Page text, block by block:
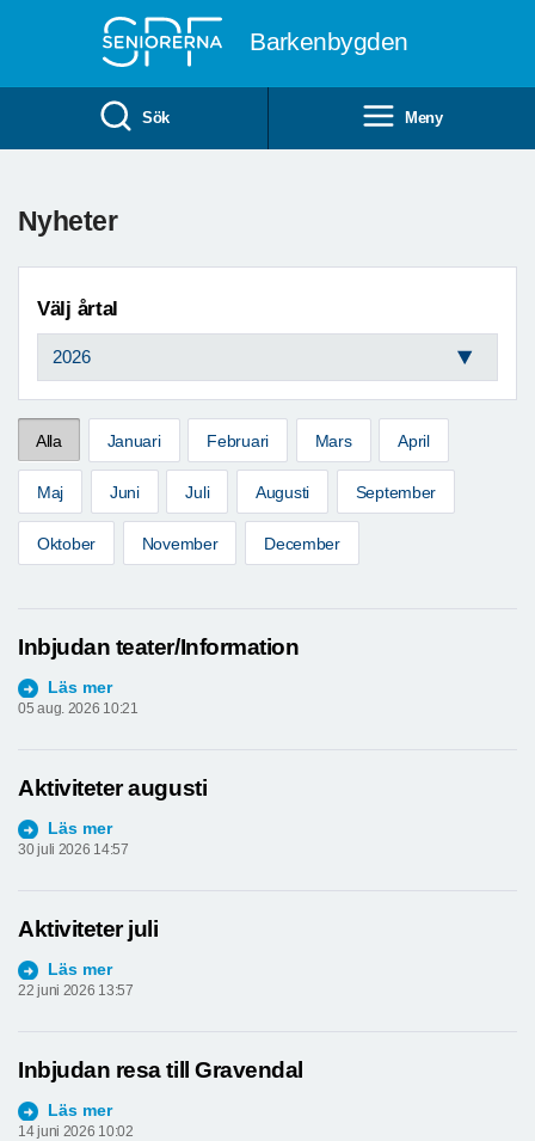
Barkenbygden
Sök Meny
Nyheter
Välj årtal
Alla Januari Februari Mars April
Maj Juni Juli Augusti September
Oktober November December
Inbjudan teater/Information
Läs mer
05 aug. 2026 10:21
Aktiviteter augusti
Läs mer
30 juli 2026 14:57
Aktiviteter juli
Läs mer
22 juni 2026 13:57
Inbjudan resa till Gravendal
Läs mer
14 juni 2026 10:02